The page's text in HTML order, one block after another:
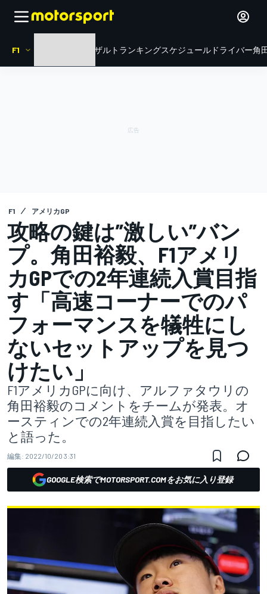
F1 リザルト ランキングスケジュール ドライバー角
F1 アメリカGP
攻略の鍵は”激しい”バン
プ。角田裕毅、F1アメリ
カGPでの2年連続入賞目指
す「高速コーナーでのパ
フォーマンスを犠牲にし
ないセットアップを見つ
けたい」
F1アメリカGPに向け、アルファタウリの
角田裕毅のコメントをチームが発表。オ
ースティンでの2年連続入賞を目指したい
と語った。
編集: 2022/10/20 3:31
GOOGLE検索でMOTORSPORT.COMをお気に入り登録